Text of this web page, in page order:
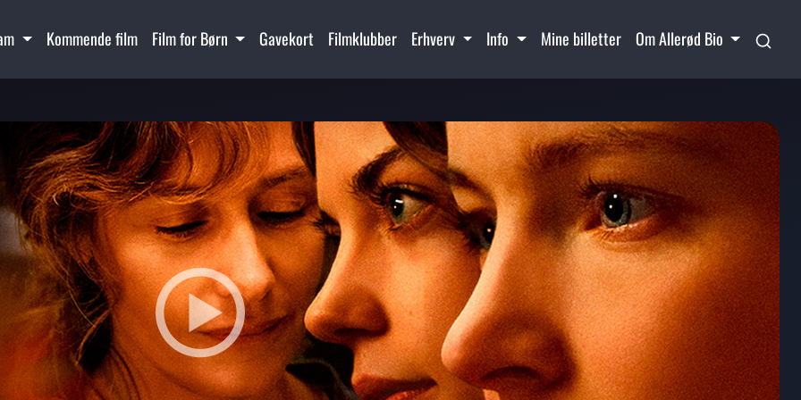
Kommende film Film for Børn Gavekort Filmklubber Erhverv Info Mine billetter Om Allerød Bio